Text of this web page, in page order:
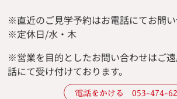
※直近のご見学予約はお電話にてお問い
※定休日/水・木
※営業を目的としたお問い合わせはご遠
話にて受け付けております。
電話をかける 053-474-